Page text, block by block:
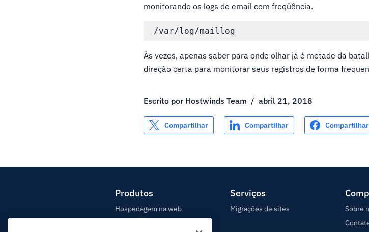
monitorando os logs de email com freqüência.
Às vezes, apenas saber para onde olhar já é metade da
direção certa para monitorar seus registros de forma
Escrito por Hostwinds Team /abril 21, 2018
Compartilhar Compartilhar Compartilhar
Produtos
Hospedagem na web
Serviços
Migrações de sites
Sobre